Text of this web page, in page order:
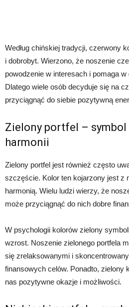
Według chińskiej tradycji, czerwony
i dobrobyt. Wierzono, że noszenie
powodzenie w interesach i pomaga
Dlatego wiele osób decyduje się na
przyciągnąć do siebie pozytywną
Zielony portfel –
harmonii
Zielony portfel jest również często
szczęście. Kolor ten kojarzony jest z
harmonią. Wielu ludzi wierzy, że
może przyciągnąć do nich dobre
W psychologii kolorów zielony
wzrost. Noszenie zielonego portfela
się zrelaksowanymi i
finansowych celów. Ponadto, zielony
nas pozytywne okazje i możliwości.